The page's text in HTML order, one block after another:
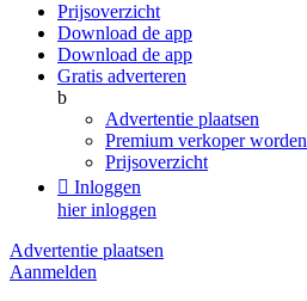
Prijsoverzicht
Download de app
Download de app
Gratis adverteren
b
Advertentie plaatsen
Premium verkoper worden
Prijsoverzicht
 Inloggen
hier inloggen
Advertentie plaatsen
Aanmelden